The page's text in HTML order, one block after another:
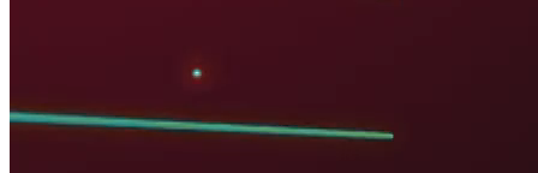
TOÀN DIỆN